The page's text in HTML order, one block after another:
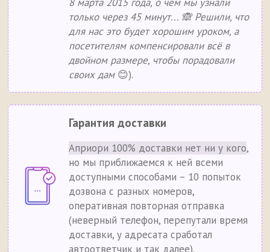
только через 45 минут... 🙈 Решили, что
для нас это будет хорошим уроком, а
посетителям компенсировали всё в
двойном размере, чтобы порадовали
своих дам😊).
Гарантия доставки
Априори 100% доставки нет ни у кого,
но мы приближаемся к ней всеми
доступными способами – 10 попыток
дозвона с разных номеров,
оперативная повторная отправка
(неверный телефон, перепутали время
доставки, у адресата сработал
автоответчик и так далее).